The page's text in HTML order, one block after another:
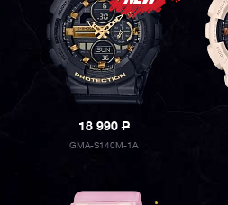
18 990P
GMA-S140M-1A